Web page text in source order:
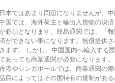
日本ではあまり問題になりませんが、
国では、海外荷主と輸出入貨物の決
が必須となります。簡易通関では、「
ができない事になります。無償提供
きます。 しかし、中国国内へ輸入する
であっても商業通関が必要になります。
港やシンガポールでは、商業通関の
目によってはその国特有の規制があ